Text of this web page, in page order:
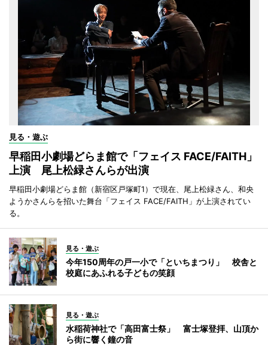
見る・遊ぶ
早稲田小劇場どらま館で「フェイス FACE/FAITH」
上演 尾上松緑さんらが出演
早稲田小劇場どらま館（新宿区戸塚町1）で現在、尾上松緑さん、和央
ようかさんらを招いた舞台「フェイス FACE/FAITH」が上演されてい
る。
見る・遊ぶ
今年150周年の戸一小で「といちまつり」 校舎と
校庭にあふれる子どもの笑顔
見る・遊ぶ
水稲荷神社で「高田富士祭」 富士塚登拝、山頂か
ら街に響く鐘の音